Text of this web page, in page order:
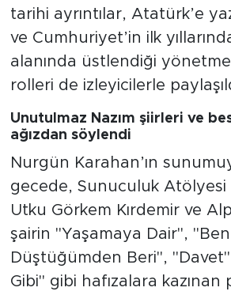
tarihi ayrıntılar, Atatürk’e
ve Cumhuriyet’in ilk
alanında üstlendiği yönetmen
rolleri de izleyicilerle
Unutulmaz Nazım şiirleri ve
ağızdan söylendi
Nurgün Karahan’ın
gecede, Sunuculuk Atölyesi
Utku Görkem Kırdemir ve
şairin "Yaşamaya Dair",
Düştüğümden Beri",
Gibi" gibi hafızalara kazınan